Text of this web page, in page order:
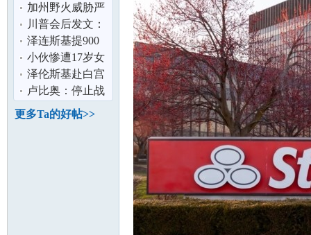
落网
豪” 资产5%“充
公” 硅谷巨
加州野火威胁严
峻 消防局吁民众
制定疏散计
川普会后发文：
正安排普泽会面
泽连斯基：
泽连斯基提900
亿美元军购 换美
安全保障
小伙惨遭17岁女
友10万卖到缅甸
家属：典型
泽伦斯基赴白宫
会川普 称寻求以
外交结束俄
卢比奥：停止战
争需俄乌双方都
做出让步
更多Ta的好帖>>